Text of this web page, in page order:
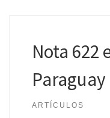
Nota 622
Paraguay
ARTÍCULOS